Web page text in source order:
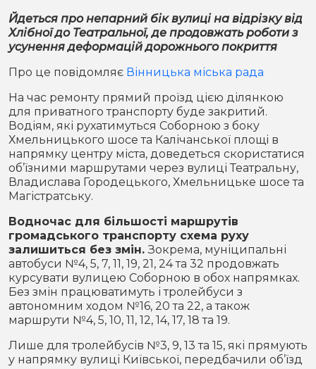
Конфлікти
Партнери
Спорт
Спорт
Футбол
Контакти
Підписатись на нас у Telegram
Йдеться про непарний бік вулиці на відрізку від
Хлібної до Театральної, де продовжать роботи з
усунення деформацій дорожнього покриття
Про це повідомляє Вінницька міська рада
На час ремонту прямий проїзд цією ділянкою
для приватного транспорту буде закритий.
Водіям, які рухатимуться Соборною з боку
Хмельницького шосе та Калічанської площі в
напрямку центру міста, доведеться скористатися
об’їзними маршрутами через вулиці Театральну,
Владислава Городецького, Хмельницьке шосе та
Магістратську.
Водночас для більшості маршрутів
громадського транспорту схема руху
залишиться без змін.Зокрема, муніципальні
автобуси №4, 5, 7, 11, 19, 21, 24 та 32 продовжать
курсувати вулицею Соборною в обох напрямках.
Без змін працюватимуть і тролейбуси з
автономним ходом №16, 20 та 22, а також
маршрути №4, 5, 10, 11, 12, 14, 17, 18 та 19.
Лише для тролейбусів №3, 9, 13 та 15, які прямують
у напрямку вулиці Київської, передбачили об’їзд